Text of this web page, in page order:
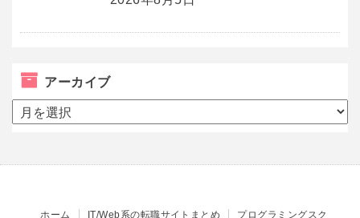
アーカイブ
ア
ー
ホーム IT/Web系の転職サイトまとめ プログラミングスク